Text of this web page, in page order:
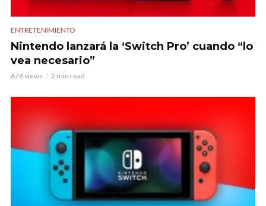
ENTRETENIMIENTO
Nintendo lanzará la ‘Switch Pro’ cuando “lo
vea necesario”
676 views 2 min read